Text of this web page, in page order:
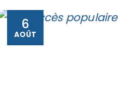
6
AOÛT